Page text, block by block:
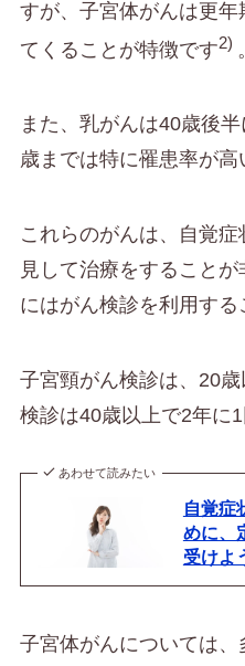
すが、子宮体がんは更年
てくることが特徴です2) 。
また、乳がんは40歳後
歳までは特に罹患率が高
これらのがんは、自覚
見して治療をすること
にはがん検診を利用する
子宮頸がん検診は、20
検診は40歳以上で2年に
あわせて読みたい
自覚症
めに、
受けよ
子宮体がんについては